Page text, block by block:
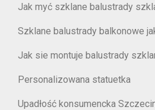
Jak myć szklane balustrady
Szklane balustrady balkonowe
Jak sie montuje balustrady
Personalizowana statuetka
Upadłość konsumencka